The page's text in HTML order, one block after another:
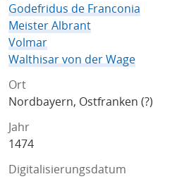
Godefridus de Franconia
Meister Albrant
Volmar
Walthisar von der Wage
Ort
Nordbayern, Ostfranken (?)
Jahr
1474
Digitalisierungsdatum